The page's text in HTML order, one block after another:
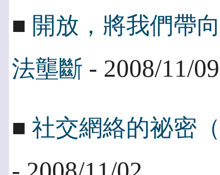
■ 開放，將我們帶
法壟斷 - 2008/11/09
■ 社交網絡的祕密